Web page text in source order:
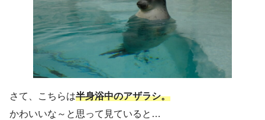
さて、こちらは半身浴中のアザラシ。
かわいいな～と思って見ていると…